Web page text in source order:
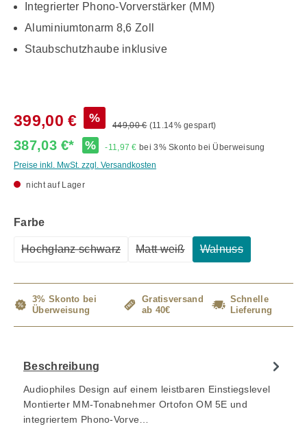
Integrierter Phono-Vorverstärker (MM)
Aluminiumtonarm 8,6 Zoll
Staubschutzhaube inklusive
399,00 € %
449,00 € (11.14% gespart)
387,03 €* % -11,97 € bei 3% Skonto bei Überweisung
Preise inkl. MwSt. zzgl. Versandkosten
nicht auf Lager
Farbeauswählen
Hochglanz schwarz Matt weiß Walnuss
3% Skonto bei
Überweisung
Gratisversand
ab 40€
Schnelle
Lieferung
Beschreibung
Audiophiles Design auf einem leistbaren Einstiegslevel
Montierter MM-Tonabnehmer Ortofon OM 5E und
integriertem Phono-Vorve…